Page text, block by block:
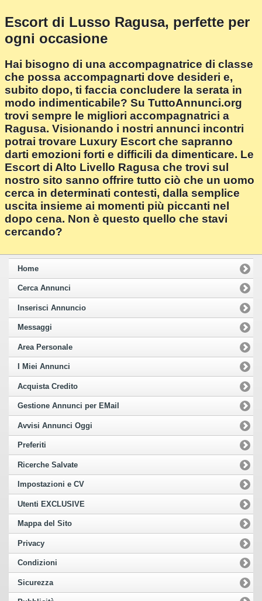
Escort di Lusso Ragusa, perfette per
ogni occasione
Hai bisogno di una accompagnatrice di classe
che possa accompagnarti dove desideri e,
subito dopo, ti faccia concludere la serata in
modo indimenticabile? Su TuttoAnnunci.org
trovi sempre le migliori accompagnatrici a
Ragusa. Visionando i nostri annunci incontri
potrai trovare Luxury Escort che sapranno
darti emozioni forti e difficili da dimenticare. Le
Escort di Alto Livello Ragusa che trovi sul
nostro sito sanno offrire tutto ciò che un uomo
cerca in determinati contesti, dalla semplice
uscita insieme ai momenti più piccanti nel
dopo cena. Non è questo quello che stavi
cercando?
Home
Cerca Annunci
Inserisci Annuncio
Messaggi
Area Personale
I Miei Annunci
Acquista Credito
Gestione Annunci per EMail
Avvisi Annunci Oggi
Preferiti
Ricerche Salvate
Impostazioni e CV
Utenti EXCLUSIVE
Mappa del Sito
Privacy
Condizioni
Sicurezza